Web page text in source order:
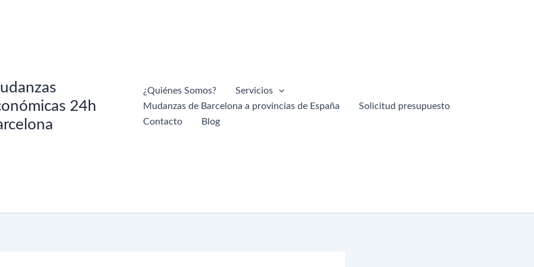
24h
¿Quiénes Somos?
Servicios
Mudanzas de Barcelona a provincias de España
Solicitud presupuesto
Contacto
Blog